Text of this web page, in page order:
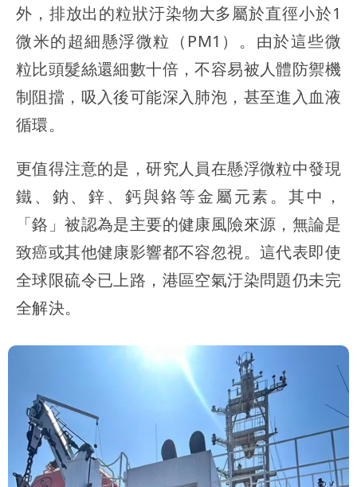
外，排放出的粒狀汙染物大多屬於直徑小於1
微米的超細懸浮微粒（PM1）。由於這些微
粒比頭髮絲還細數十倍，不容易被人體防禦機
制阻擋，吸入後可能深入肺泡，甚至進入血液
循環。
更值得注意的是，研究人員在懸浮微粒中發現
鐵、鈉、鋅、鈣與鉻等金屬元素。其中，
「鉻」被認為是主要的健康風險來源，無論是
致癌或其他健康影響都不容忽視。這代表即使
全球限硫令已上路，港區空氣汙染問題仍未完
全解決。